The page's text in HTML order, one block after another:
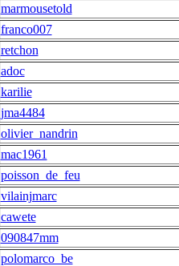
marmousetold
franco007
retchon
adoc
karilie
jma4484
olivier_nandrin
mac1961
poisson_de_feu
vilainjmarc
cawete
090847mm
polomarco_be